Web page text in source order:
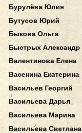
Бурулёва Юлия
Бутусов Юрий
Быкова Ольга
Быстрых Александр
Валентинова Елена
Васенина Екатерина
Васильев Георгий
Васильева Дарья
Васильева Марина
Васильева Светлана